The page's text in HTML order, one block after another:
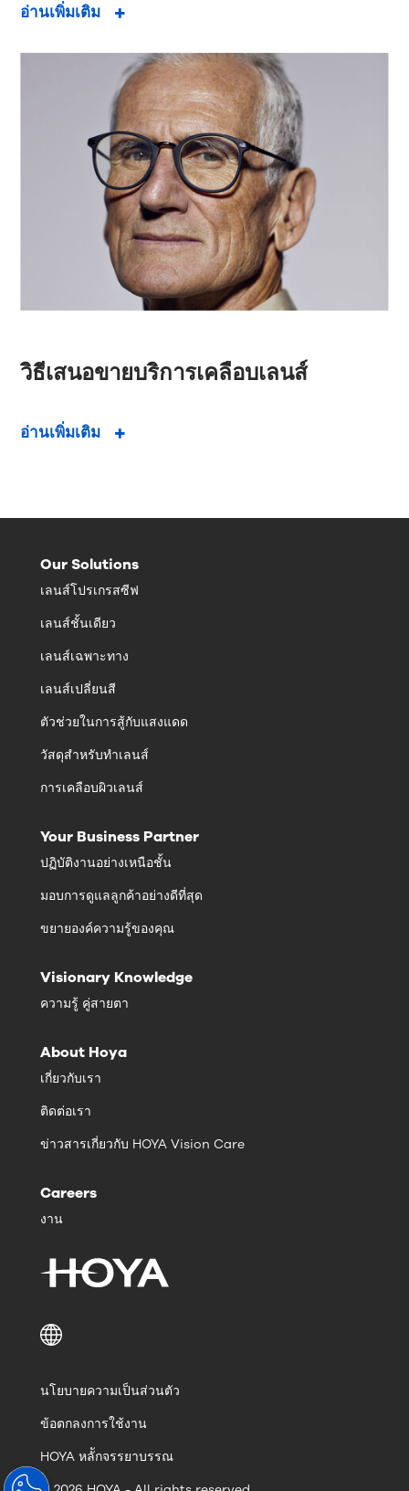
อ่านเพิ่มเติม
วิธีเสนอขายบริการเคลือบเลนส์
อ่านเพิ่มเติม
Our Solutions
เลนส์โปรเกรสซีฟ
เลนส์ชั้นเดียว
เลนส์เฉพาะทาง
เลนส์เปลี่ยนสี
ตัวช่วยในการสู้กับแสงแดด
วัสดุสำหรับทำเลนส์
การเคลือบผิวเลนส์
Your Business Partner
ปฏิบัติงานอย่างเหนือชั้น
มอบการดูแลลูกค้าอย่างดีที่สุด
ขยายองค์ความรู้ของคุณ
Visionary Knowledge
ความรู้ คู่สายตา
About Hoya
เกี่ยวกับเรา
ติดต่อเรา
ข่าวสารเกี่ยวกับ HOYA Vision Care
Careers
งาน
นโยบายความเป็นส่วนตัว
ข้อตกลงการใช้งาน
HOYA หลัักจรรยาบรรณ